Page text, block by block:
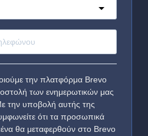
την πλατφόρμα Brevo
των ενημερωτικών μας
την υποβολή αυτής της
ότι τα προσωπικά
θα μεταφερθούν στο Brevo